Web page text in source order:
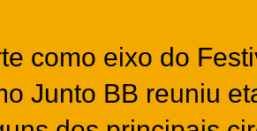
como eixo do
Junto BB reuniu